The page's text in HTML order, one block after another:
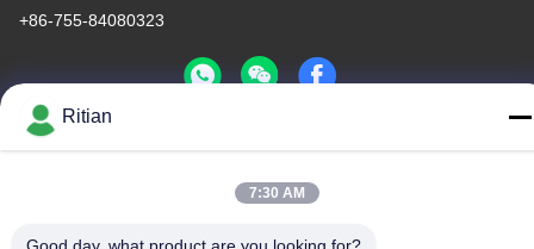
+86-755-84080323
Προμηθευτής. Πνευματικά δικαιώματα © -2026 Shenzhen Ritian
Ritian
7:30 AM